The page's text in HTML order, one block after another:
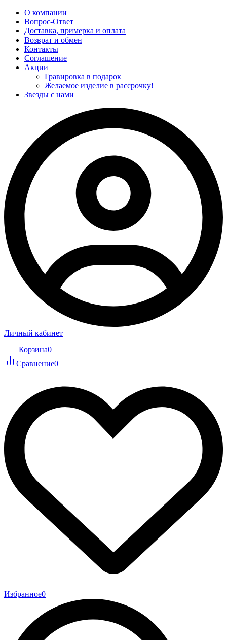
О компании
Вопрос-Ответ
Доставка, примерка и оплата
Возврат и обмен
Контакты
Соглашение
Акции
Гравировка в подарок
Желаемое изделие в рассрочку!
Звезды с нами
Личный кабинет
Корзина0
Сравнение0
Избранное0